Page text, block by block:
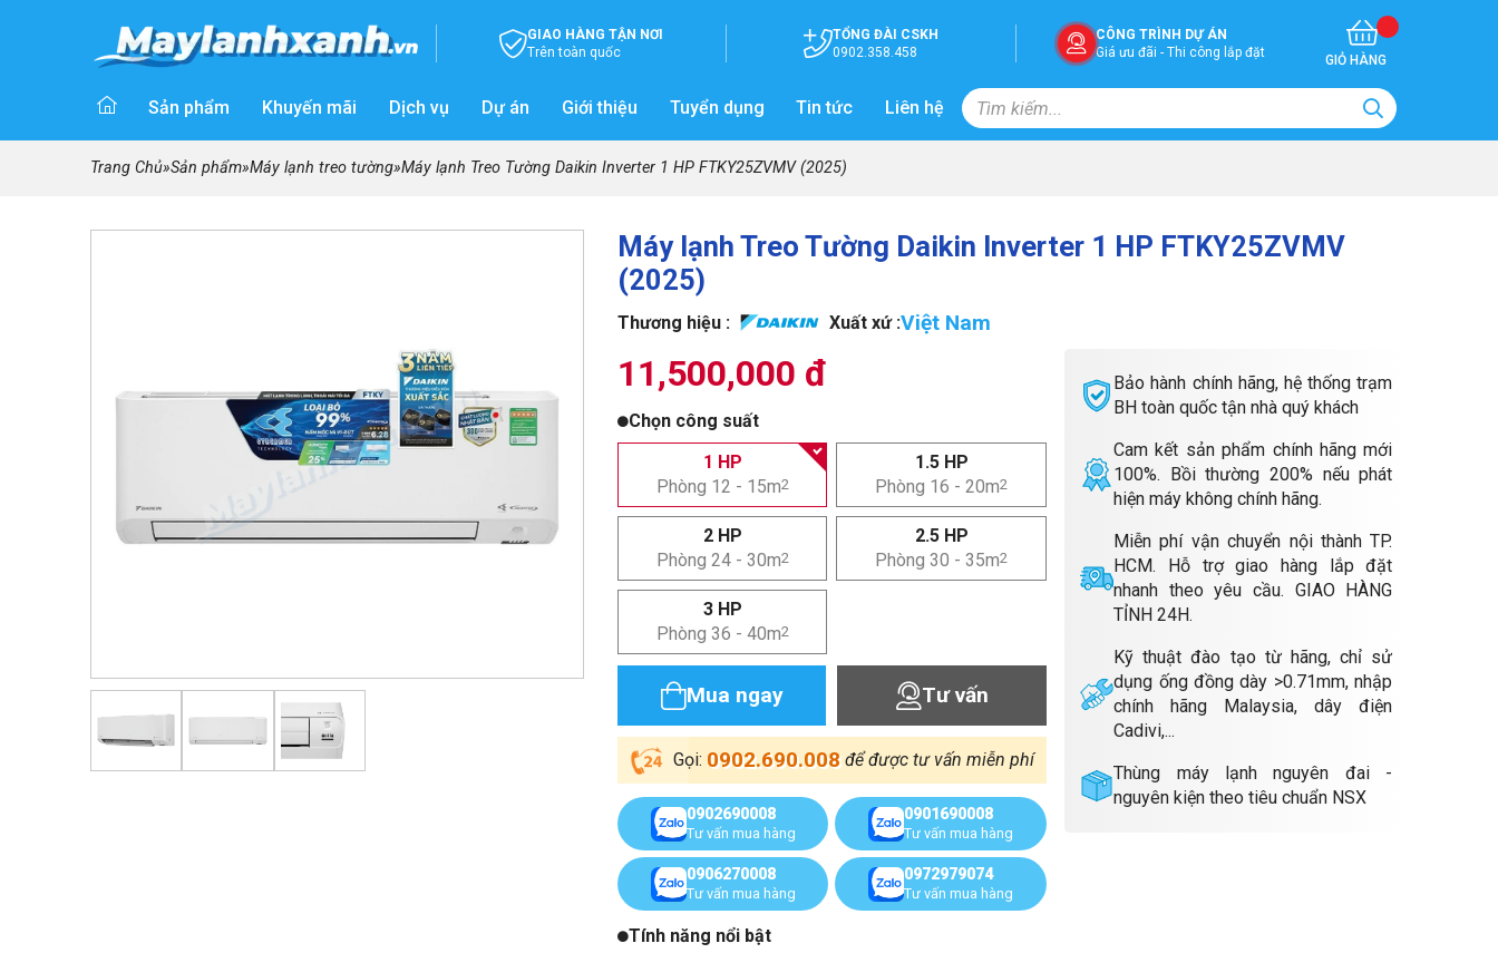
GIAO HÀNG TẬN NƠI
Trên toàn quốc
TỔNG ĐÀI CSKH
0902.358.458
CÔNG TRÌNH DỰ ÁN
Giá ưu đãi - Thi công lắp đặt
GIỎ HÀNG
Sản phẩm Khuyến mãi Dịch vụ Dự án Giới thiệu Tuyển dụng Tin tức Liên hệ
Trang Chủ»Sản phẩm»Máy lạnh treo tường»Máy lạnh Treo Tường Daikin Inverter 1 HP FTKY25ZVMV (2025)
Máy lạnh Treo Tường Daikin Inverter 1 HP FTKY25ZVMV
(2025)
Thương hiệu : Xuất xứ :Việt Nam
11,500,000 đ
Chọn công suất
1 HP
Phòng 12 - 15m2
1.5 HP
Phòng 16 - 20m2
2 HP
Phòng 24 - 30m2
2.5 HP
Phòng 30 - 35m2
3 HP
Phòng 36 - 40m2
Mua ngay Tư vấn
Gọi: 0902.690.008 để được tư vấn miễn phí
0902690008
Tư vấn mua hàng
0901690008
Tư vấn mua hàng
0906270008
Tư vấn mua hàng
0972979074
Tư vấn mua hàng
Tính năng nổi bật
Bảo hành chính hãng, hệ thống trạm
BH toàn quốc tận nhà quý khách
Cam kết sản phẩm chính hãng mới
100%. Bồi thường 200% nếu phát
hiện máy không chính hãng.
Miễn phí vận chuyển nội thành TP.
HCM. Hỗ trợ giao hàng lắp đặt
nhanh theo yêu cầu. GIAO HÀNG
TỈNH 24H.
Kỹ thuật đào tạo từ hãng, chỉ sử
dụng ống đồng dày >0.71mm, nhập
chính hãng Malaysia, dây điện
Cadivi,...
Thùng máy lạnh nguyên đai -
nguyên kiện theo tiêu chuẩn NSX